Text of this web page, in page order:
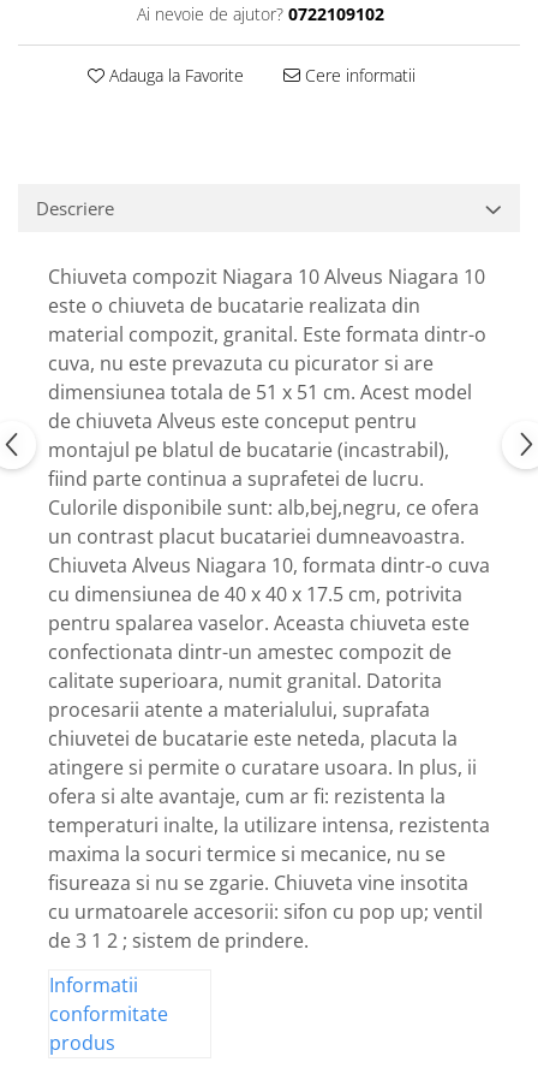
Ai nevoie de ajutor? 0722109102
Adauga la Favorite Cere informatii
Descriere
Chiuveta compozit Niagara 10 Alveus Niagara 10
este o chiuveta de bucatarie realizata din
material compozit, granital. Este formata dintr-o
cuva, nu este prevazuta cu picurator si are
dimensiunea totala de 51 x 51 cm. Acest model
de chiuveta Alveus este conceput pentru
montajul pe blatul de bucatarie (incastrabil),
fiind parte continua a suprafetei de lucru.
Culorile disponibile sunt: alb,bej,negru, ce ofera
un contrast placut bucatariei dumneavoastra.
Chiuveta Alveus Niagara 10, formata dintr-o cuva
cu dimensiunea de 40 x 40 x 17.5 cm, potrivita
pentru spalarea vaselor. Aceasta chiuveta este
confectionata dintr-un amestec compozit de
calitate superioara, numit granital. Datorita
procesarii atente a materialului, suprafata
chiuvetei de bucatarie este neteda, placuta la
atingere si permite o curatare usoara. In plus, ii
ofera si alte avantaje, cum ar fi: rezistenta la
temperaturi inalte, la utilizare intensa, rezistenta
maxima la socuri termice si mecanice, nu se
fisureaza si nu se zgarie. Chiuveta vine insotita
cu urmatoarele accesorii: sifon cu pop up; ventil
de 3 1 2 ; sistem de prindere.
Informatii
conformitate
produs